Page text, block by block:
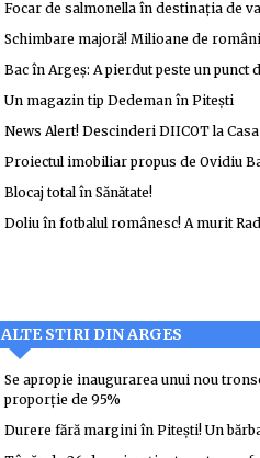
Focar de salmonella în destinația de
Schimbare majoră! Milioane de
Bac în Argeș: A pierdut peste un punct
Un magazin tip Dedeman în Pitești
News Alert! Descinderi DIICOT la
Proiectul imobiliar propus de Ovidiu
Blocaj total în Sănătate!
Doliu în fotbalul românesc! A murit
ALTE STIRI DIN ARGES
Se apropie inaugurarea unui nou
proporție de 95%
Durere fără margini în Pitești! Un